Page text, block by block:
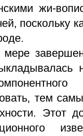
жи-
поскольку
тем
Этот